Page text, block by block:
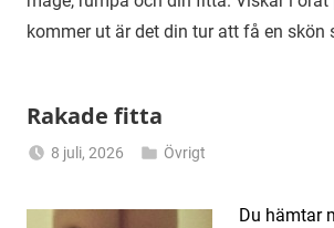
kommer ut är det din tur att få en skön
Rakade fitta
8 juli, 2026
Övrigt
Du hämtar